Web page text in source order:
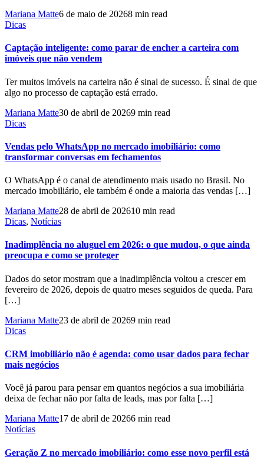
Mariana Matte6 de maio de 20268 min read
Dicas
Captação inteligente: como parar de encher a carteira com
imóveis que não vendem
Ter muitos imóveis na carteira não é sinal de sucesso. É sinal de que
algo no processo de captação está errado.
Mariana Matte30 de abril de 20269 min read
Dicas
Vendas pelo WhatsApp no mercado imobiliário: como
transformar conversas em fechamentos
O WhatsApp é o canal de atendimento mais usado no Brasil. No
mercado imobiliário, ele também é onde a maioria das vendas […]
Mariana Matte28 de abril de 202610 min read
Dicas, Notícias
Inadimplência no aluguel em 2026: o que mudou, o que ainda
preocupa e como se proteger
Dados do setor mostram que a inadimplência voltou a crescer em
fevereiro de 2026, depois de quatro meses seguidos de queda. Para
[…]
Mariana Matte23 de abril de 20269 min read
Dicas
CRM imobiliário não é agenda: como usar dados para fechar
mais negócios
Você já parou para pensar em quantos negócios a sua imobiliária
deixa de fechar não por falta de leads, mas por falta […]
Mariana Matte17 de abril de 20266 min read
Notícias
Geração Z no mercado imobiliário: como esse novo perfil está